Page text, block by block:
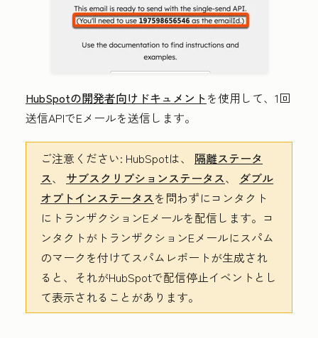
HubSpotの開発者向けドキュメントを使用して、1回
送信APIでEメールを送信します。
ご注意ください: HubSpotは、 隔離ステータ
ス、 サブスクリプションステータス、 ダブル
オプトインステータスを問わずにコンタクト
にトランザクションEメールを配信します。コ
ンタクトがトランザクションEメールにスパム
のマークを付けてスパムレポートが生成され
ると、それがHubSpotで配信停止イベントとし
て表示されることがあります。